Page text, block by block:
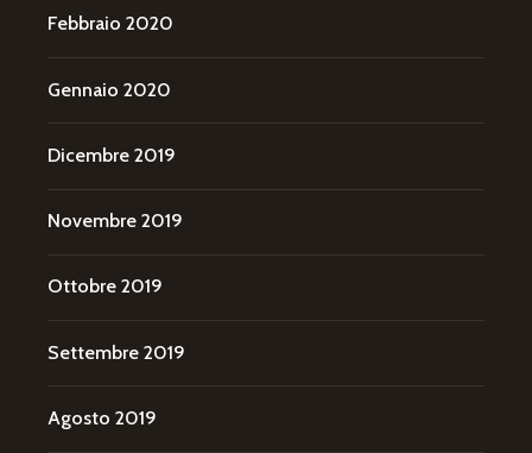
Febbraio 2020
Gennaio 2020
Dicembre 2019
Novembre 2019
Ottobre 2019
Settembre 2019
Agosto 2019